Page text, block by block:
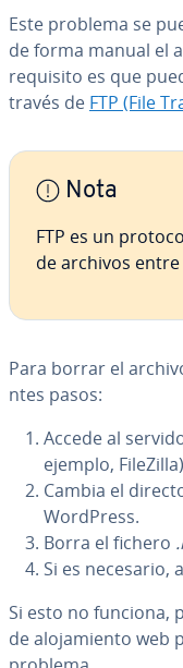
Este problema se
de forma manual el
requisito es que
través de FTP (File
Nota
FTP es un
de archivos
Para borrar el
n­tes pasos:
Accede al
ejemplo,
Cambia el
WordPress.
Borra el fichero
Si es necesario,
Si esto no funciona,
de alo­ja­mie­n­to web